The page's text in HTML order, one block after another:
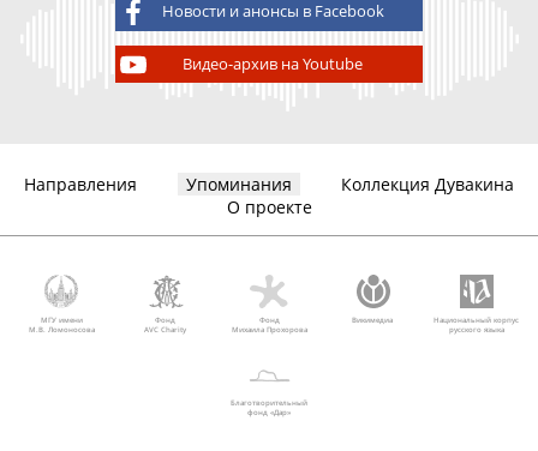
Новости и анонсы в Facebook
Видео-архив на Youtube
Направления Упоминания
Коллекция Дувакина
О проекте
МГУ имени
М.В. Ломоносова
Фонд
AVC Charity
Фонд
Михаила Прохорова
Викимедиа
Национальный корпус
русского языка
Благотворительный
фонд «Дар»